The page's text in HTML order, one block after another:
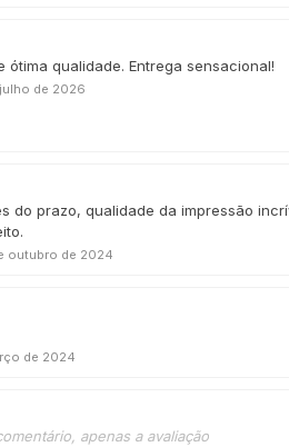
ótima qualidade. Entrega sensacional!
de 2026
do prazo, qualidade da impressão
outubro de 2024
de 2024
apenas a avaliação